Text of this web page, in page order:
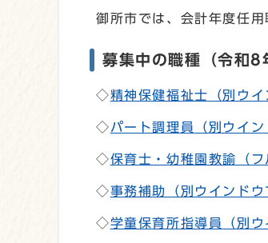
御所市では、会計年度任
募集中の職種（令和8
◇精神保健福祉士 （別ウ
◇パート調理員 （別ウイ
◇保育士・幼稚園教諭（フ
◇事務補助 （別ウインドウ
◇学童保育所指導員 （別